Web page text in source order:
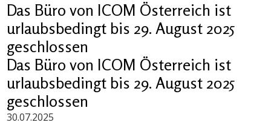
Das Büro von ICOM Österreich ist
urlaubsbedingt bis 29. August 2025
geschlossen
Das Büro von ICOM Österreich ist
urlaubsbedingt bis 29. August 2025
geschlossen
30.07.2025